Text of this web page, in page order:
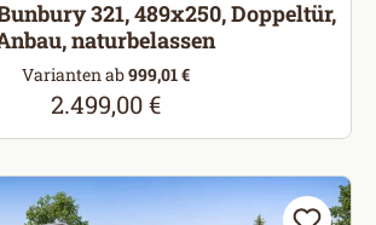
321, 489x250, Doppeltür,
naturbelassen
Varianten ab999,01 €
Regulärer Preis:
2.499,00 €